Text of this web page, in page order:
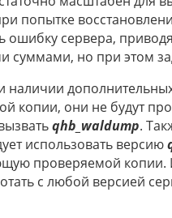
попытке
ошибку сервера,
суммами, но при этом
наличии
копии, они не будут
qhb_waldump.
использовать версию
проверяемой
с любой версией